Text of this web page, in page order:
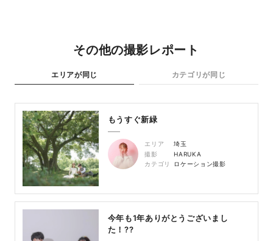
その他の撮影レポート
エリアが同じ カテゴリが同じ
もうすぐ新緑
エリア
埼玉
撮影
HARUKA
カテゴリ
ロケーション撮影
今年も1年ありがとうございまし
た！??